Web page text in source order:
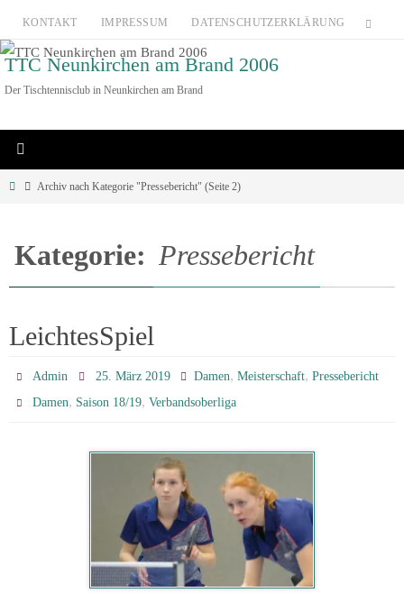
Zum
Inhalt
springen
KONTAKT IMPRESSUM DATENSCHUTZERKLÄRUNG
TTC Neunkirchen am Brand 2006
Der Tischtennisclub in Neunkirchen am Brand
HomeArchiv nach Kategorie "Pressebericht" (Seite 2)
Kategorie: Pressebericht
LeichtesSpiel
Admin 25. März 2019 Damen, Meisterschaft, Pressebericht
Damen, Saison 18/19,Verbandsoberliga